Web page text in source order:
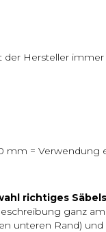
Hersteller
mm =
richtiges
ganz
unteren Rand)